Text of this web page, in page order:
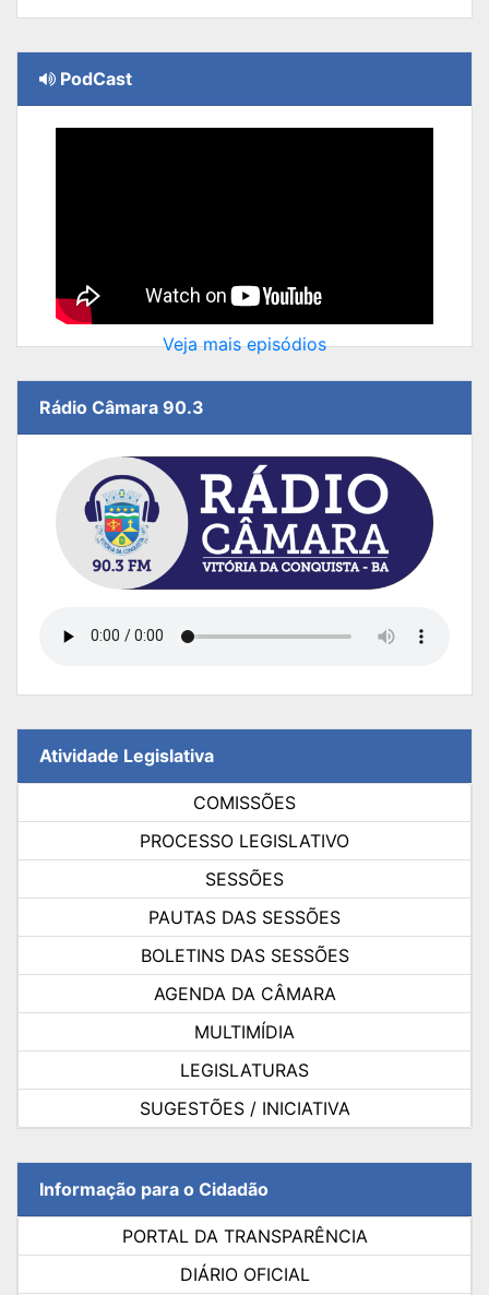
PodCast
Veja mais episódios
Rádio Câmara 90.3
Atividade Legislativa
COMISSÕES
PROCESSO LEGISLATIVO
SESSÕES
PAUTAS DAS SESSÕES
BOLETINS DAS SESSÕES
AGENDA DA CÂMARA
MULTIMÍDIA
LEGISLATURAS
SUGESTÕES / INICIATIVA
Informação para o Cidadão
PORTAL DA TRANSPARÊNCIA
DIÁRIO OFICIAL